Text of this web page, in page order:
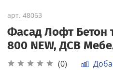
арт. 48063
Фасад Лофт Бетон
800 NEW, ДСВ
(0)